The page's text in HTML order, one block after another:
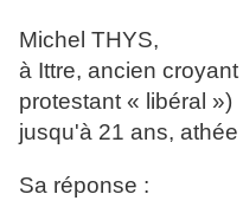
Michel THYS,
à Ittre, ancien
protestant « libéral »)
jusqu'à 21 ans,
Sa réponse :